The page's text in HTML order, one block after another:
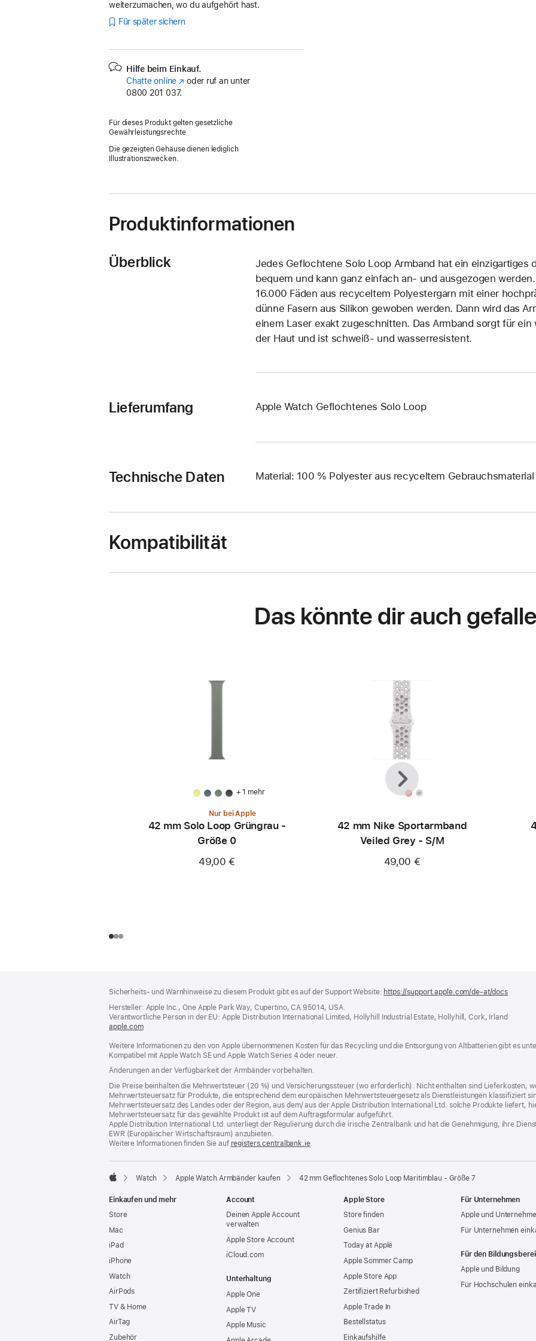
weiterzumachen, wo du aufgehört hast.
Für später sichern
Hilfe beim Einkauf.
Chatte online (Öffnet
ein
oder ruf an unter
0800 201 037.
Für dieses Produkt gelten gesetzliche
Gewährleistungsrechte
Die gezeigten Gehäuse dienen lediglich
Illustrationszwecken.
Produktinformationen
Überblick
Jedes Geflochtene Solo Loop Armband hat ein einzig­artiges
bequem und kann ganz einfach an‑ und ausge­zogen
16.000 Fäden aus recyceltem Polyester­garn mit einer
dünne Fasern aus Silikon gewoben werden. Dann wird das
einem Laser exakt zuge­schnitten. Das Armband sorgt für
der Haut und ist schweiß- und wasser­resistent.
Lieferumfang Apple Watch Geflochtenes Solo Loop
Technische Daten Material: 100 % Polyester aus recyceltem Gebrauchsmaterial
Kompatibilität
Das könnte dir auch
+ 1 mehr
Nur bei Apple
42 mm Solo Loop Grüngrau -
Größe 0
49,00 €
42 mm Nike Sportarmband
Veiled Grey - S/M
49,00 €
Zurück
Weiter
Sicherheits- und Warnhinweise zu diesem Produkt gibt es auf der Support Website: https://support.apple.com/de-at/docs(öffnet
Fenster)
Hersteller: Apple Inc., One Apple Park Way, Cupertino, CA 95014, USA.
Verantwortliche Person in der EU: Apple Distribution International Limited, Hollyhill Industrial Estate, Hollyhill, Cork, Irland
apple.com(öffnet
neues
Fenster)
Weitere Informationen zu den von Apple übernommenen Kosten für das Recycling und die Entsorgung von Altbatterien gibt es
Kompatibel mit Apple Watch SE und Apple Watch Series 4 oder neuer.
Änderungen an der Verfügbarkeit der Armbänder vorbehalten.
Die Preise beinhalten die Mehrwertsteuer (20 %) und Versicherungssteuer (wo erforderlich). Nicht enthalten sind Lieferkosten,
Mehrwertsteuersatz für Produkte, die entsprechend dem europäischen Mehrwertsteuergesetz als Dienstleistungen klassifiziert
Mehrwertsteuersatz des Landes oder der Region, aus dem/ aus der Apple Distribution International Ltd. solche Produkte liefert,
Mehrwertsteuersatz für das gewählte Produkt ist auf dem Auftragsformular aufgeführt.
Apple Distribution International Ltd. unterliegt der Regulierung durch die irische Zentralbank und hat die Genehmigung, ihre
EWR (Europäischer Wirtschaftsraum) anzubieten.
Weitere Informationen finden Sie auf registers.centralbank.ie(Öffnet
neues
.
Watch Apple Watch Armbänder kaufen 42 mm Geflochtenes Solo Loop Maritimblau - Größe 7
Einkaufen und mehr
Store
Mac
iPad
iPhone
Watch
AirPods
TV & Home
AirTag
Zubehör
Account
Deinen Apple Account
verwalten
Apple Store Account
iCloud.com
Unterhaltung
Apple One
Apple TV
Apple Music
Apple Store
Store finden
Genius Bar
Today at Apple
Apple Sommer Camp
Apple Store App
Zertifiziert Refurbished
Apple Trade In
Bestellstatus
Einkaufshilfe
Für Unternehmen
Apple und
Für Unternehmen
Für den
Apple und Bildung
Für Hochschulen